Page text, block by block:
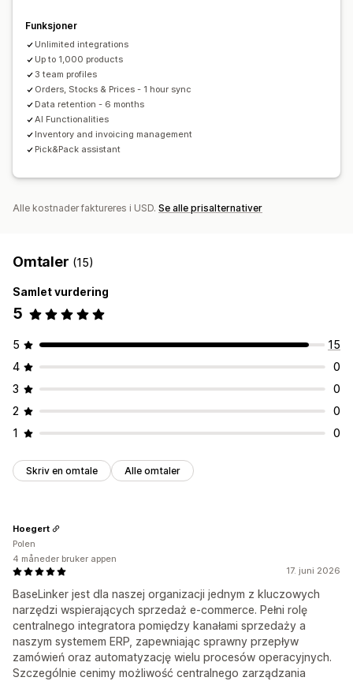
Reservasjon av lagerbeholdning
Regnskapsføring og økonomi
Fortjenestesporing
Avgiftsberegning
Bestillingssynkronisering
E-postvarsler Bestillingsoppdateringer
Funksjoner
Unlimited integrations
Up to 1,000 products
3 team profiles
Orders, Stocks & Prices - 1 hour sync
Data retention - 6 months
AI Functionalities
Inventory and invoicing management
Pick&Pack assistant
Alle kostnader faktureres i USD. Se alle prisalternativer
Omtaler (15)
Samlet vurdering
5
5
15
4
0
3
0
2
0
1
0
Skriv en omtale Alle omtaler
17. juni 2026
BaseLinker jest dla naszej organizacji jednym z kluczowych
narzędzi wspierających sprzedaż e-commerce. Pełni rolę
centralnego integratora pomiędzy kanałami sprzedaży a
naszym systemem ERP, zapewniając sprawny przepływ
zamówień oraz automatyzację wielu procesów operacyjnych.
Szczególnie cenimy możliwość centralnego zarządzania
Hoegert
Polen
4 måneder bruker appen